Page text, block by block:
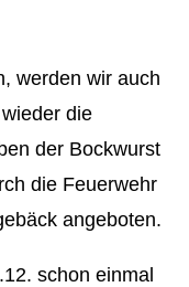
werden wir auch
die
der Bockwurst
die Feuerwehr
angeboten.
schon einmal